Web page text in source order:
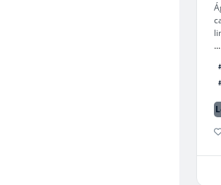
...